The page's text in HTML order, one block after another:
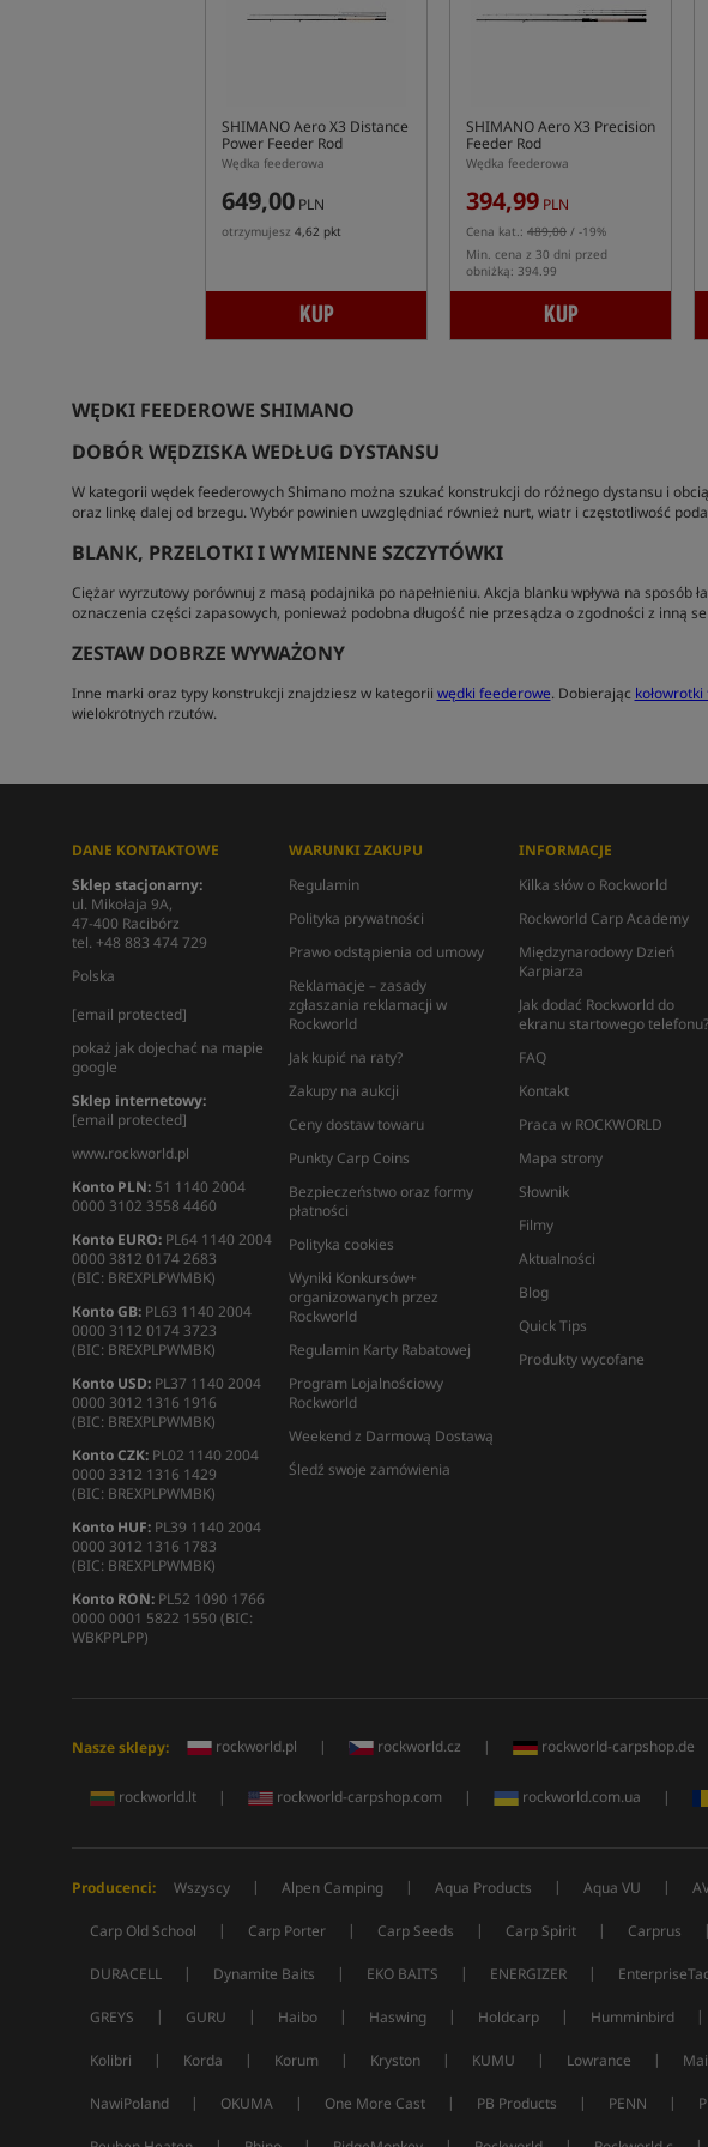
SHIMANO Aero X3 Distance
Power Feeder Rod
Wędka feederowa
649,00 PLN
otrzymujesz 4,62 pkt
KUP
SHIMANO Aero X3 Precision
Feeder Rod
Wędka feederowa
394,99 PLN
Cena kat.: 489,00 / -19%
Min. cena z 30 dni przed
obniżką: 394.99
KUP
WĘDKI FEEDEROWE SHIMANO
DOBÓR WĘDZISKA WEDŁUG DYSTANSU
W kategorii wędek feederowych Shimano można szukać konstrukcji do różnego dystansu i
oraz linkę dalej od brzegu. Wybór powinien uwzględniać również nurt, wiatr i częstotliwość
BLANK, PRZELOTKI I WYMIENNE SZCZYTÓWKI
Ciężar wyrzutowy porównuj z masą podajnika po napełnieniu. Akcja blanku wpływa na
oznaczenia części zapasowych, ponieważ podobna długość nie przesądza o zgodności z inną
ZESTAW DOBRZE WYWAŻONY
Inne marki oraz typy konstrukcji znajdziesz w kategorii wędki feederowe. Dobierając
wielokrotnych rzutów.
DANE KONTAKTOWE
Sklep stacjonarny:
ul. Mikołaja 9A,
47-400 Racibórz
tel. +48 883 474 729
Polska
[email protected]
pokaż jak dojechać na mapie
google
Sklep internetowy:
[email protected]
www.rockworld.pl
Konto PLN:51 1140 2004
0000 3102 3558 4460
Konto EURO:PL64 1140 2004
0000 3812 0174 2683
(BIC: BREXPLPWMBK)
Konto GB:PL63 1140 2004
0000 3112 0174 3723
(BIC: BREXPLPWMBK)
Konto USD:PL37 1140 2004
0000 3012 1316 1916
(BIC: BREXPLPWMBK)
Konto CZK:PL02 1140 2004
0000 3312 1316 1429
(BIC: BREXPLPWMBK)
Konto HUF:PL39 1140 2004
0000 3012 1316 1783
(BIC: BREXPLPWMBK)
Konto RON:PL52 1090 1766
0000 0001 5822 1550 (BIC:
WBKPPLPP)
WARUNKI ZAKUPU
Regulamin
Polityka prywatności
Prawo odstąpienia od umowy
Reklamacje – zasady
zgłaszania reklamacji w
Rockworld
Jak kupić na raty?
Zakupy na aukcji
Ceny dostaw towaru
Punkty Carp Coins
Bezpieczeństwo oraz formy
płatności
Polityka cookies
Wyniki Konkursów+
organizowanych przez
Rockworld
Regulamin Karty Rabatowej
Program Lojalnościowy
Rockworld
Weekend z Darmową Dostawą
Śledź swoje zamówienia
INFORMACJE
Kilka słów o Rockworld
Rockworld Carp Academy
Międzynarodowy Dzień
Karpiarza
Jak dodać Rockworld do
ekranu startowego telefonu?
FAQ
Kontakt
Praca w ROCKWORLD
Mapa strony
Słownik
Filmy
Aktualności
Blog
Quick Tips
Produkty wycofane
Nasze sklepy: rockworld.pl | rockworld.cz | rockworld-carpshop.de
rockworld.lt | rockworld-carpshop.com | rockworld.com.ua |
Producenci: Wszyscy | Alpen Camping | Aqua Products | Aqua VU |
Carp Old School | Carp Porter | Carp Seeds | Carp Spirit | Carprus |
DURACELL | Dynamite Baits | EKO BAITS | ENERGIZER |
GREYS | GURU | Haibo | Haswing | Holdcarp | Humminbird |
Kolibri | Korda | Korum | Kryston | KUMU | Lowrance |
NawiPoland | OKUMA | One More Cast | PB Products | PENN |